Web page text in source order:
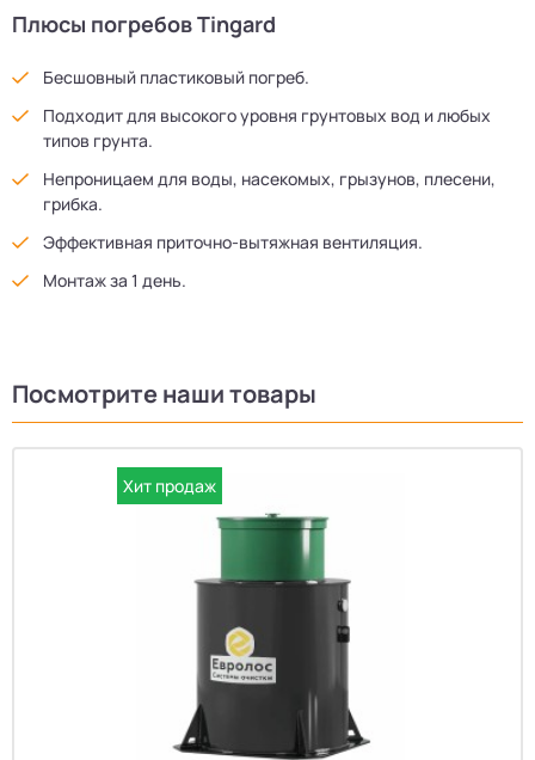
Плюсы погребов Tingard
Бесшовный пластиковый погреб.
Подходит для высокого уровня грунтовых вод и любых
типов грунта.
Непроницаем для воды, насекомых, грызунов, плесени,
грибка.
Эффективная приточно-вытяжная вентиляция.
Монтаж за 1 день.
Посмотрите наши товары
Хит продаж